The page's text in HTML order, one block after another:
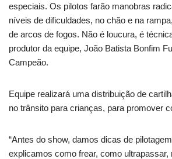
especiais. Os pilotos farão manobras
níveis de dificuldades, no chão e na
de arcos de fogos. Não é loucura, é
produtor da equipe, João Batista Bonfim
Campeão.
Equipe realizará uma distribuição de
no trânsito para crianças, para promover
“Antes do show, damos dicas de
explicamos como frear, como ultrapassar,